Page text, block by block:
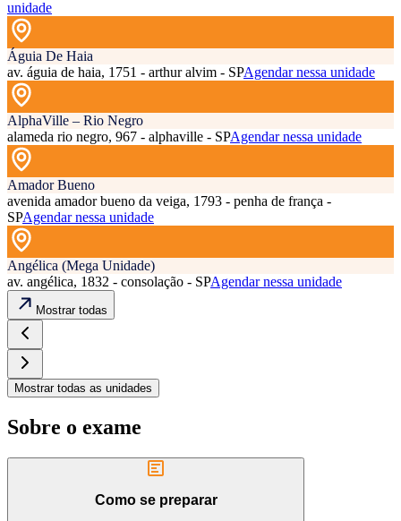
unidade
Águia De Haia
av. águia de haia, 1751 - arthur alvim - SPAgendar nessa unidade
AlphaVille – Rio Negro
alameda rio negro, 967 - alphaville - SPAgendar nessa unidade
Amador Bueno
avenida amador bueno da veiga, 1793 - penha de frança -
SPAgendar nessa unidade
Angélica (Mega Unidade)
av. angélica, 1832 - consolação - SPAgendar nessa unidade
Mostrar todas
Mostrar todas as unidades
Sobre o exame
Como se preparar